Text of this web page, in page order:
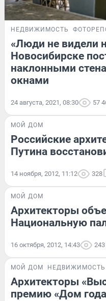
НЕДВИЖИМОСТЬ
«Люди не видели
Новосибирске
наклонными
окнами
24 августа, 2021, 08:30 57
МОЙ ДОМ
Российские
Путина
14 ноября, 2012, 11:12 328
МОЙ ДОМ
Архитекторы
Национальную
16 октября, 2012, 14:43 243
МОЙ ДОМ НЕДВИЖИМОСТЬ
Архитекторы
премию «Дом